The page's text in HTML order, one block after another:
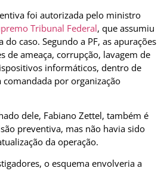
foi autorizada pelo ministro
Tribunal Federal, que assumiu
caso. Segundo a PF, as apurações
de ameaça, corrupção, lavagem de
informáticos, dentro de
por organização
dele, Fabiano Zettel, também é
preventiva, mas não havia sido
da operação.
o esquema envolveria a